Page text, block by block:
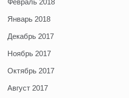
Февраль 2018
Январь 2018
Декабрь 2017
Ноябрь 2017
Октябрь 2017
Август 2017